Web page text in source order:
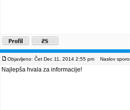
Objavljeno: Čet Dec 11, 2014 2:55 pm Naslov
Najlepša hvala za informacije!